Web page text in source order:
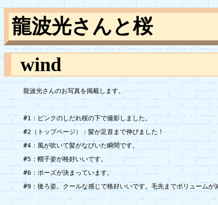
龍波光さんと桜
wind
龍波光さんのお写真を掲載します。
#1：ピンクのしだれ桜の下で撮影しました。
#2（トップページ）：髪が足首まで伸びました！
#4：風が吹いて髪がなびいた瞬間です。
#5：帽子姿が格好いいです。
#6：ポーズが決まっています。
#9：後ろ姿。クールな感じで格好いいです。毛先までボリュームが